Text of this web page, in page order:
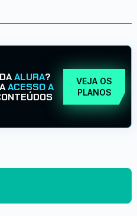
ALURA?
ACESSO A
VEJA OS
PLANOS